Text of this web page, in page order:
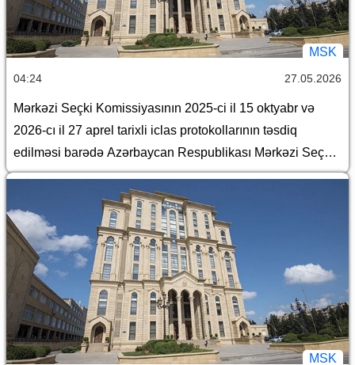
MSK
04:24 27.05.2026
Mərkəzi Seçki Komissiyasının 2025-ci il 15 oktyabr və
2026-cı il 27 aprel tarixli iclas protokollarının təsdiq
edilməsi barədə Azərbaycan Respublikası Mərkəzi Seçki
Komissiyasının qərarı
MSK